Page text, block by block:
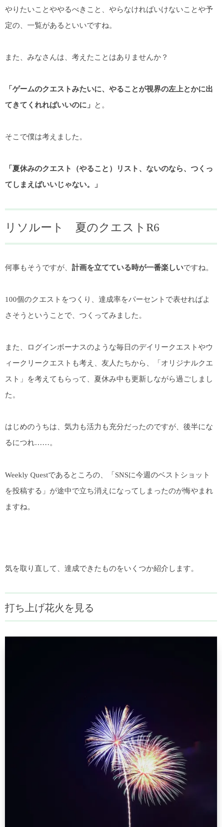
やりたいことややるべきこと、やらなければいけないことや予
定の、一覧があるといいですね。
また、みなさんは、考えたことはありませんか？
「ゲームのクエストみたいに、やることが視界の左上とかに出
てきてくれればいいのに」
と。
そこで僕は考えました。
「夏休みのクエスト（やること）リスト、ないのなら、つくっ
てしまえばいいじゃない。」
リソルート 夏のクエストR6
何事もそうですが、 計画を立てている時が一番楽しいですね。
100個のクエストをつくり、達成率をパーセントで表せればよ
さそうということで、つくってみました。
また、ログインボーナスのような毎日のデイリークエストやウ
ィークリークエストも考え、友人たちから、「オリジナルクエ
スト」を考えてもらって、夏休み中も更新しながら過ごしまし
た。
はじめのうちは、気力も活力も充分だったのですが、後半にな
るにつれ……。
Weekly Questであるところの、「SNSに今週のベストショット
を投稿する」が途中で立ち消えになってしまったのが悔やまれ
ますね。
気を取り直して、達成できたものをいくつか紹介します。
打ち上げ花火を見る